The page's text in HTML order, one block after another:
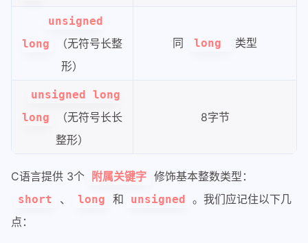
unsigned
long
（无符号长整
形）
同 long 类型
unsigned long
long
（无符号长长
整形）
8字节
C语言提供 3个 附属关键字 修饰基本整数类型：
short 、 long 和 unsigned 。我们应记住以下几
点：